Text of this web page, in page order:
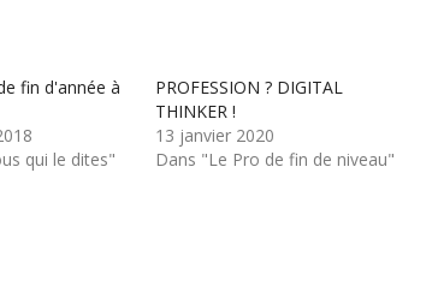
fin d'année à
qui le dites"
PROFESSION ? DIGITAL
THINKER !
13 janvier 2020
Dans "Le Pro de fin de niveau"